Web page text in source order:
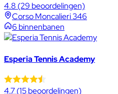
4.8 (29 beoordelingen)
Corso Moncalieri 346
6 binnenbanen
Esperia Tennis Academy
4.7(15 beoordelingen)